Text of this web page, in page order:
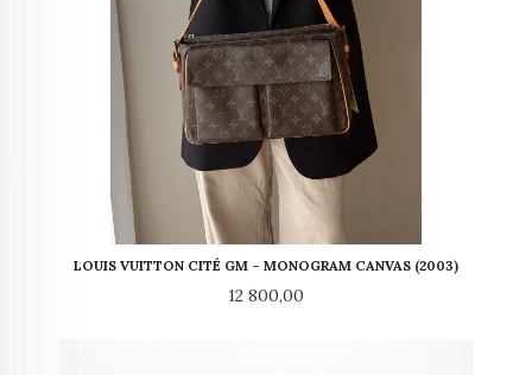
LOUIS VUITTON CITÉ GM – MONOGRAM CANVAS (2003)
Pris
12 800,00